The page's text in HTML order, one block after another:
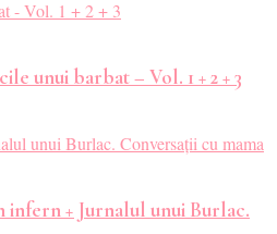
unui barbat – Vol. 1 + 2 + 3
infern + Jurnalul unui Burlac.